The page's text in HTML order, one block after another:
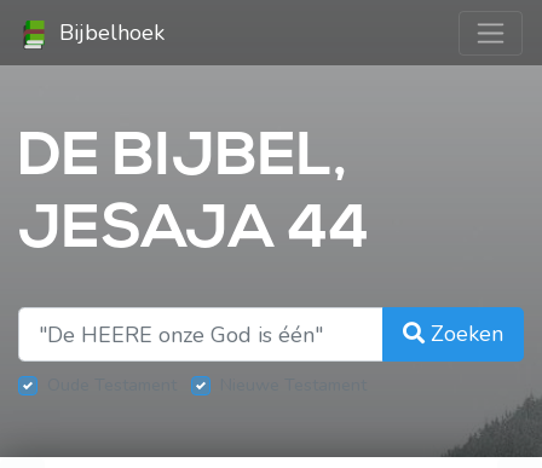
Bijbelhoek
DE BIJBEL,
JESAJA 44
Zoeken